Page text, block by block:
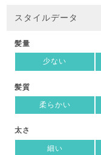
スタイルデータ
髪量
少ない
髪質
柔らかい
太さ
細い